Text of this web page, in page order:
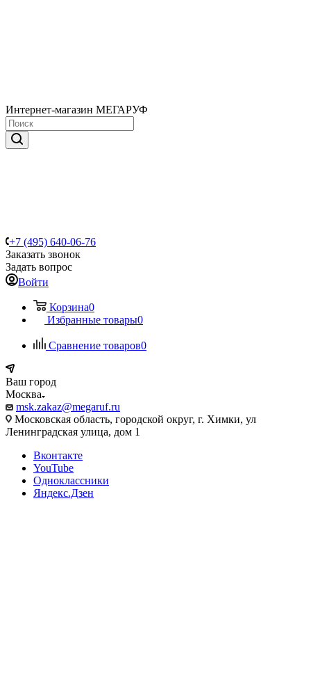
Интернет-магазин МЕГАРУФ
+7 (495) 640-06-76
Заказать звонок
Задать вопрос
Войти
Корзина0
Избранные товары0
Сравнение товаров0
Ваш город
Москва
msk.zakaz@megaruf.ru
Московская область, городской округ, г. Химки, ул
Ленинградская улица, дом 1
Вконтакте
YouTube
Одноклассники
Яндекс.Дзен